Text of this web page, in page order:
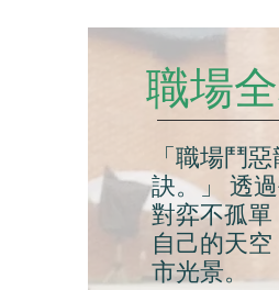
職場
「職場鬥
訣。」 透
對弈不孤
自己的天
市光景。